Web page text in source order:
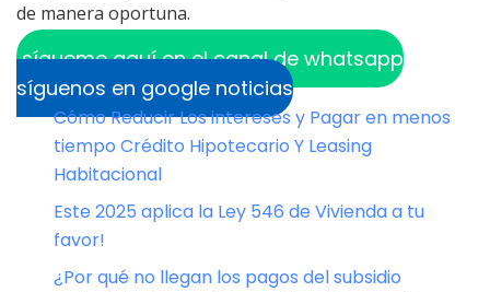
de manera oportuna.
sígueme aquí en el canal de whatsapp
síguenos en google noticias
Cómo Reducir Los intereses y Pagar en menos
tiempo Crédito Hipotecario Y Leasing
Habitacional
Este 2025 aplica la Ley 546 de Vivienda a tu
favor!
¿Por qué no llegan los pagos del subsidio